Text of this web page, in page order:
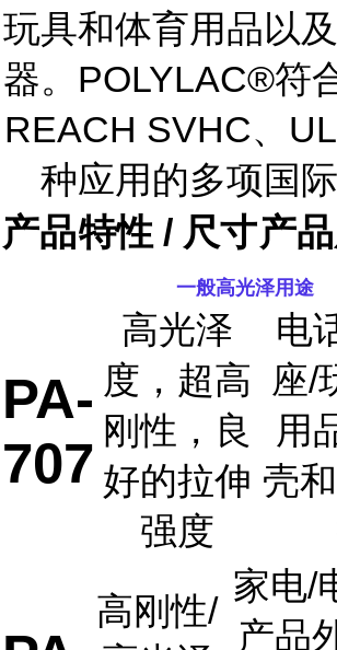
玩具和体育用品以
器。POLYLAC®符
REACH SVHC、
种应用的多项国际
产品特性 / 尺寸产
一般高光泽用途
PA-
707
高光泽
度，超高
刚性，良
好的拉伸
强度
电
座/
用
壳
高刚性/
家电/
产品